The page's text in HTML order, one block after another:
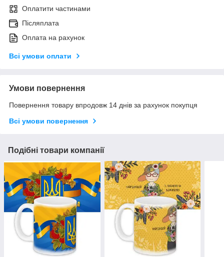
Оплатити частинами
Післяплата
Оплата на рахунок
Всі умови оплати
Умови повернення
Повернення товару впродовж 14 днів за рахунок покупця
Всі умови повернення
Подібні товари компанії